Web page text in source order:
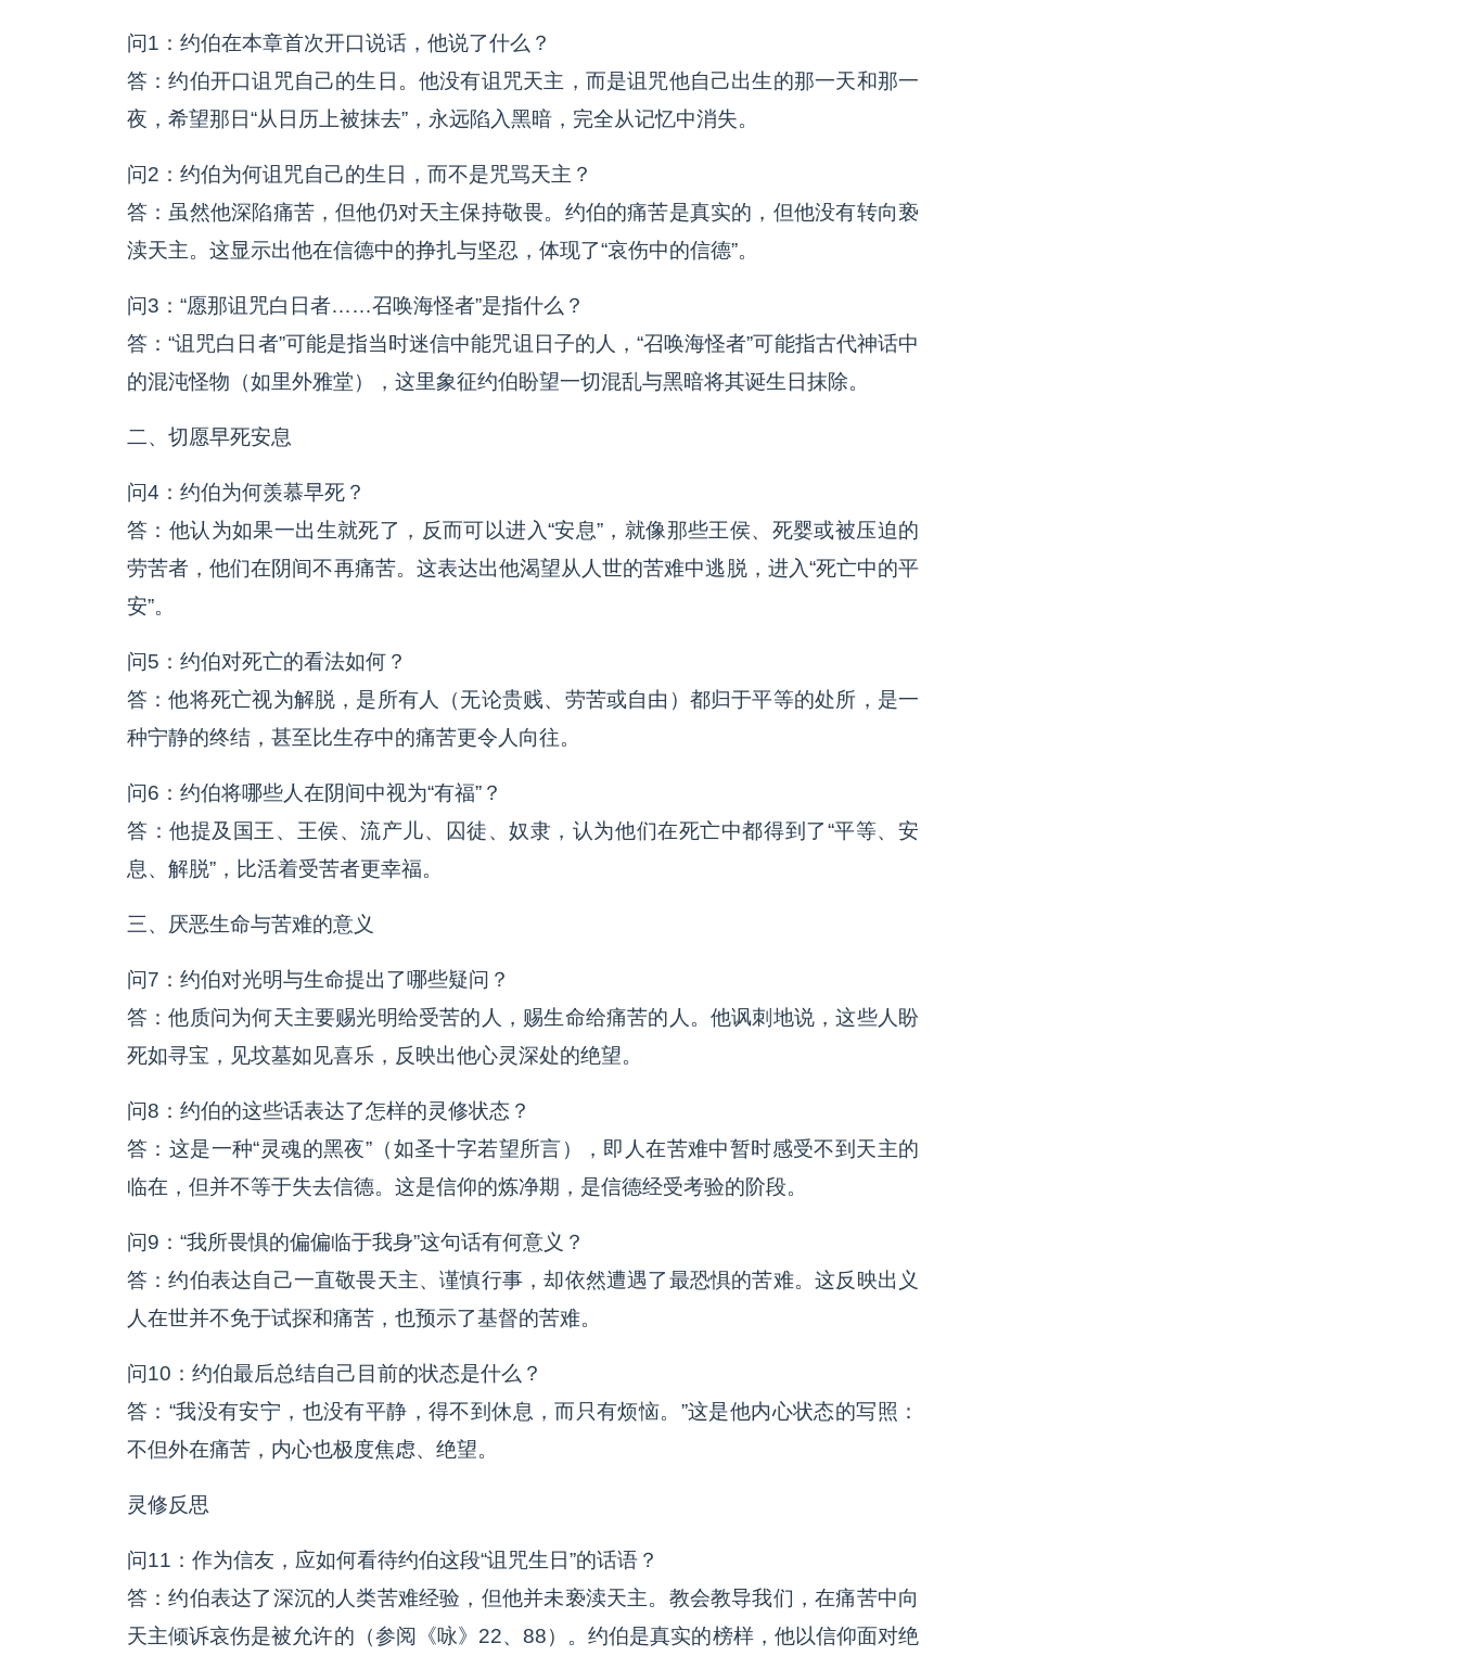
问1：约伯在本章首次开口说话，他说了什么？
答：约伯开口诅咒自己的生日。他没有诅咒天主，而是诅咒他自己出生的那一天和那一
夜，希望那日“从日历上被抹去”，永远陷入黑暗，完全从记忆中消失。
问2：约伯为何诅咒自己的生日，而不是咒骂天主？
答：虽然他深陷痛苦，但他仍对天主保持敬畏。约伯的痛苦是真实的，但他没有转向亵
渎天主。这显示出他在信德中的挣扎与坚忍，体现了“哀伤中的信德”。
问3：“愿那诅咒白日者……召唤海怪者”是指什么？
答：“诅咒白日者”可能是指当时迷信中能咒诅日子的人，“召唤海怪者”可能指古代神话中
的混沌怪物（如里外雅堂），这里象征约伯盼望一切混乱与黑暗将其诞生日抹除。
二、切愿早死安息
问4：约伯为何羡慕早死？
答：他认为如果一出生就死了，反而可以进入“安息”，就像那些王侯、死婴或被压迫的
劳苦者，他们在阴间不再痛苦。这表达出他渴望从人世的苦难中逃脱，进入“死亡中的平
安”。
问5：约伯对死亡的看法如何？
答：他将死亡视为解脱，是所有人（无论贵贱、劳苦或自由）都归于平等的处所，是一
种宁静的终结，甚至比生存中的痛苦更令人向往。
问6：约伯将哪些人在阴间中视为“有福”？
答：他提及国王、王侯、流产儿、囚徒、奴隶，认为他们在死亡中都得到了“平等、安
息、解脱”，比活着受苦者更幸福。
三、厌恶生命与苦难的意义
问7：约伯对光明与生命提出了哪些疑问？
答：他质问为何天主要赐光明给受苦的人，赐生命给痛苦的人。他讽刺地说，这些人盼
死如寻宝，见坟墓如见喜乐，反映出他心灵深处的绝望。
问8：约伯的这些话表达了怎样的灵修状态？
答：这是一种“灵魂的黑夜”（如圣十字若望所言），即人在苦难中暂时感受不到天主的
临在，但并不等于失去信德。这是信仰的炼净期，是信德经受考验的阶段。
问9：“我所畏惧的偏偏临于我身”这句话有何意义？
答：约伯表达自己一直敬畏天主、谨慎行事，却依然遭遇了最恐惧的苦难。这反映出义
人在世并不免于试探和痛苦，也预示了基督的苦难。
问10：约伯最后总结自己目前的状态是什么？
答：“我没有安宁，也没有平静，得不到休息，而只有烦恼。”这是他内心状态的写照：
不但外在痛苦，内心也极度焦虑、绝望。
灵修反思
问11：作为信友，应如何看待约伯这段“诅咒生日”的话语？
答：约伯表达了深沉的人类苦难经验，但他并未亵渎天主。教会教导我们，在痛苦中向
天主倾诉哀伤是被允许的（参阅《咏》22、88）。约伯是真实的榜样，他以信仰面对绝